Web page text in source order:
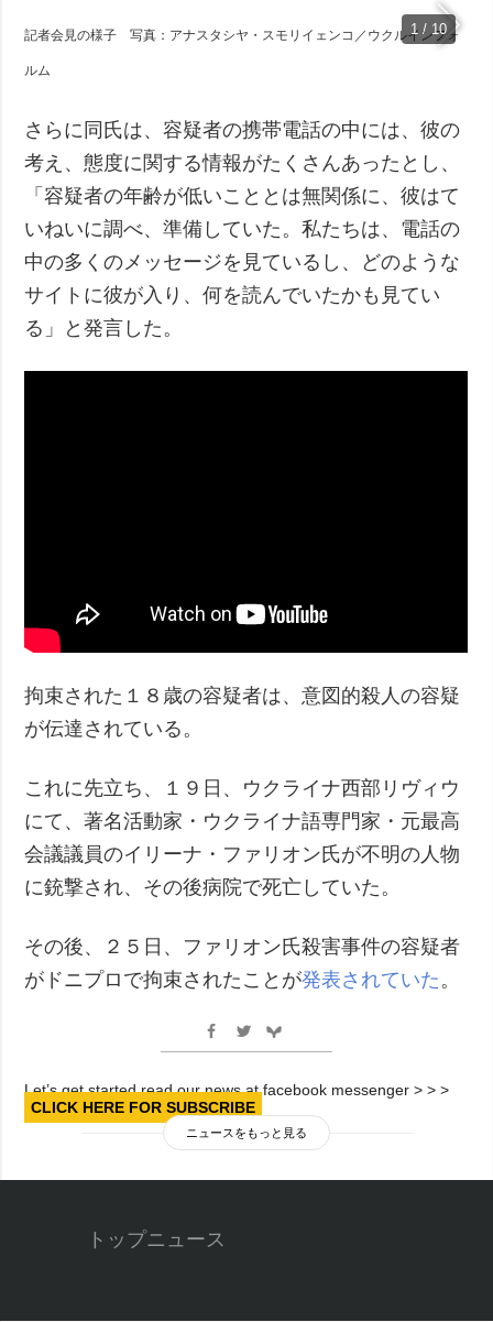
1 / 10
記者会見の様子 写真：アナスタシヤ・スモリイェンコ／ウクルインフォ
ルム
さらに同氏は、容疑者の携帯電話の中には、彼の
考え、態度に関する情報がたくさんあったとし、
「容疑者の年齢が低いこととは無関係に、彼はて
いねいに調べ、準備していた。私たちは、電話の
中の多くのメッセージを見ているし、どのような
サイトに彼が入り、何を読んでいたかも見てい
る」と発言した。
拘束された１８歳の容疑者は、意図的殺人の容疑
が伝達されている。
これに先立ち、１９日、ウクライナ西部リヴィウ
にて、著名活動家・ウクライナ語専門家・元最高
会議議員のイリーナ・ファリオン氏が不明の人物
に銃撃され、その後病院で死亡していた。
その後、２５日、ファリオン氏殺害事件の容疑者
がドニプロで拘束されたことが発表されていた。
Let’s get started read our news at facebook messenger > > >
CLICK HERE FOR SUBSCRIBE
ニュースをもっと見る
トップニュース